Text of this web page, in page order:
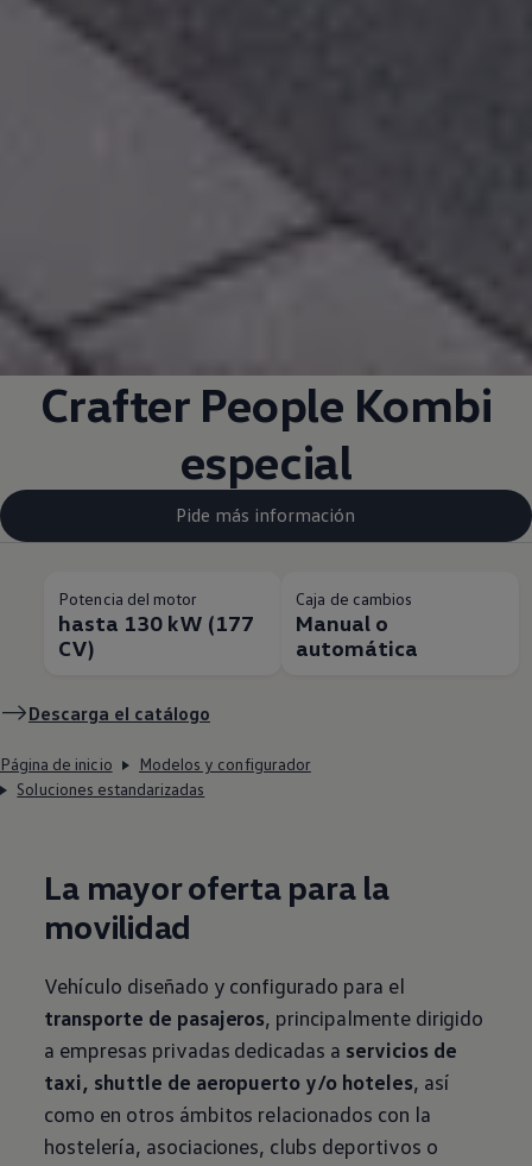
Crafter People Kombi
especial
Pide más información
Potencia del motor
hasta 130 kW (177
CV)
Caja de cambios
Manual o
automática
Descarga el catálogo
Página de inicio
Modelos y configurador
Soluciones estandarizadas
La mayor oferta para la
movilidad
Vehículo diseñado y configurado para el
transporte de pasajeros, principalmente dirigido
a empresas privadas dedicadas a servicios de
taxi, shuttle de aeropuerto y/o hoteles, así
como en otros ámbitos relacionados con la
hostelería, asociaciones, clubs deportivos o